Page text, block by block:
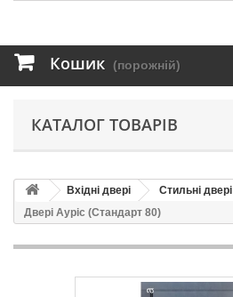
Кошик (порожній)
КАТАЛОГ ТОВАРІВ
Вхідні двері Стильні двері
Двері Ауріс (Стандарт 80)